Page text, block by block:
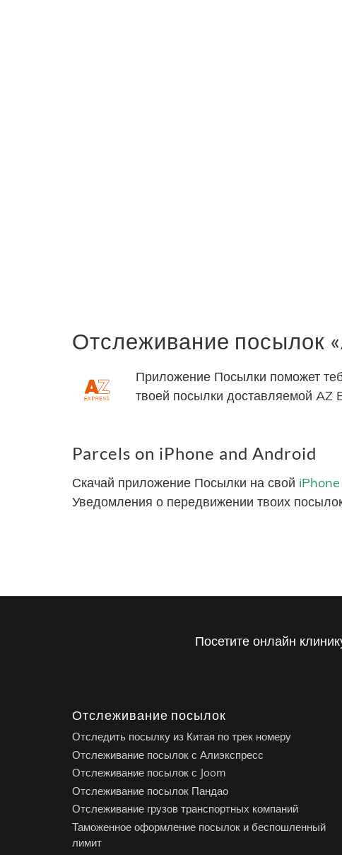
Отслеживание посылок
Приложение Посылки поможет
твоей посылки доставляемой AZ
Parcels on iPhone and Android
Скачай приложение Посылки на свой iPhone
Уведомления о передвижении твоих
Посетите онлайн
Отслеживание посылок
Отследить посылку из Китая по трек номеру
Отслеживание посылок с Алиэкспресс
Отслеживание посылок с Joom
Отслеживание посылок Пандао
Отслеживание грузов транспортных компаний
Таможенное оформление посылок и беспошленный
лимит